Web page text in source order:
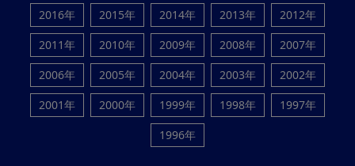
2016年
2015年 2014年 2013年
2012年
2011年
2010年 2009年 2008年
2007年
2006年
2005年 2004年 2003年
2002年
2001年
2000年 1999年 1998年
1997年
1996年